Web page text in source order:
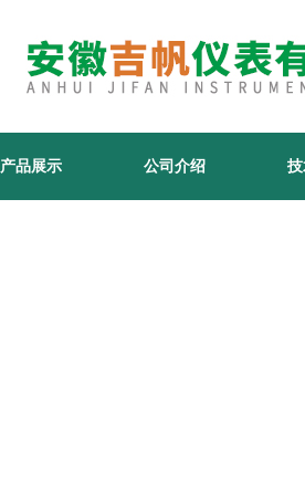
产品展示 公司介绍